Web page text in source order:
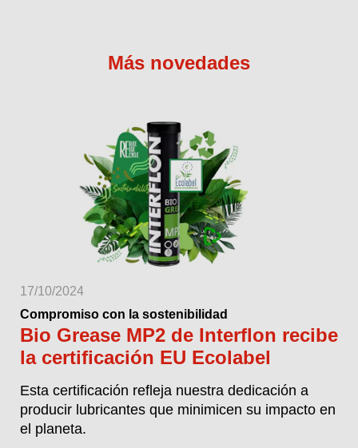
Más novedades
17/10/2024
Compromiso con la sostenibilidad
Bio Grease MP2 de Interflon recibe
la certificación EU Ecolabel
Esta certificación refleja nuestra dedicación a
producir lubricantes que minimicen su impacto en
el planeta.